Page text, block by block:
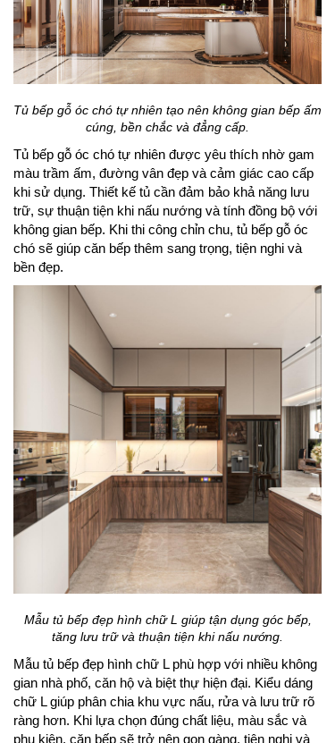
Tủ bếp gỗ óc chó tự nhiên tạo nên không gian bếp ấm
cúng, bền chắc và đẳng cấp.
Tủ bếp gỗ óc chó tự nhiên được yêu thích nhờ gam
màu trầm ấm, đường vân đẹp và cảm giác cao cấp
khi sử dụng. Thiết kế tủ cần đảm bảo khả năng lưu
trữ, sự thuận tiện khi nấu nướng và tính đồng bộ với
không gian bếp. Khi thi công chỉn chu, tủ bếp gỗ óc
chó sẽ giúp căn bếp thêm sang trọng, tiện nghi và
bền đẹp.
Mẫu tủ bếp đẹp hình chữ L giúp tận dụng góc bếp,
tăng lưu trữ và thuận tiện khi nấu nướng.
Mẫu tủ bếp đẹp hình chữ L phù hợp với nhiều không
gian nhà phố, căn hộ và biệt thự hiện đại. Kiểu dáng
chữ L giúp phân chia khu vực nấu, rửa và lưu trữ rõ
ràng hơn. Khi lựa chọn đúng chất liệu, màu sắc và
phụ kiện, căn bếp sẽ trở nên gọn gàng, tiện nghi và